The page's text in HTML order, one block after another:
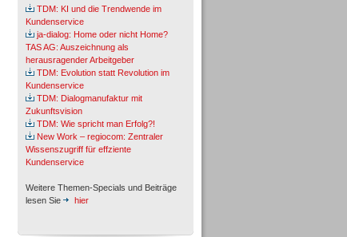
TDM: KI und die Trendwende im
Kundenservice
ja-dialog: Home oder nicht Home?
TAS AG: Auszeichnung als
herausragender Arbeitgeber
TDM: Evolution statt Revolution im
Kundenservice
TDM: Dialogmanufaktur mit
Zukunftsvision
TDM: Wie spricht man Erfolg?!
New Work – regiocom: Zentraler
Wissenszugriff für effziente
Kundenservice
Weitere Themen-Specials und Beiträge
lesen Sie
hier